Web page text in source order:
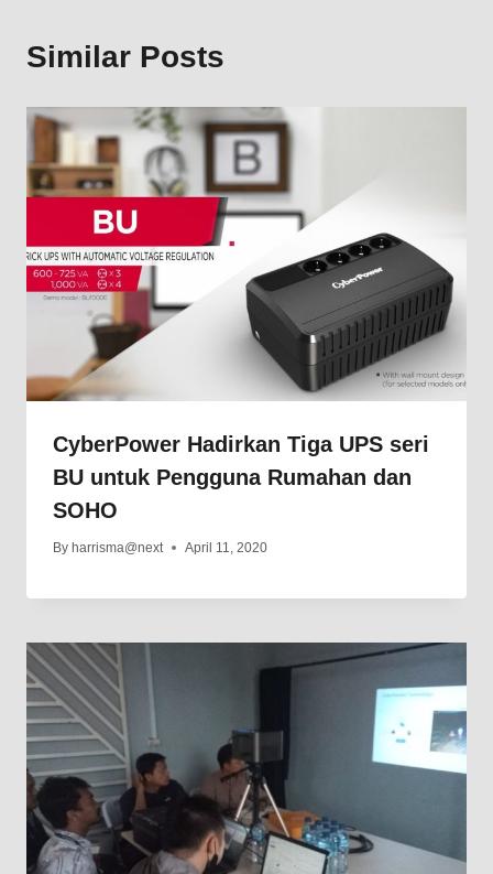
Similar Posts
CyberPower Hadirkan Tiga UPS seri
BU untuk Pengguna Rumahan dan
SOHO
By harrisma@next April 11, 2020